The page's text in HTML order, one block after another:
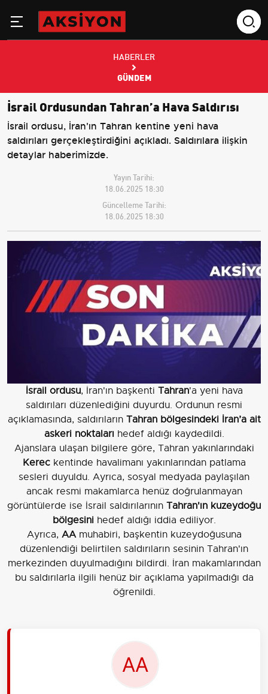
HABERLER
GÜNDEM
İsrail Ordusundan Tahran’a Hava Saldırısı
İsrail ordusu, İran'ın Tahran kentine yeni hava
saldırıları gerçekleştirdiğini açıkladı. Saldırılara ilişkin
detaylar haberimizde.
Yayın Tarihi:
18.06.2025 18:30
Güncelleme Tarihi:
18.06.2025 18:30
İsrail ordusu, İran'ın başkenti Tahran'a yeni hava
saldırıları düzenlediğini duyurdu. Ordunun resmi
açıklamasında, saldırıların Tahran bölgesindeki İran’a ait
askeri noktaları hedef aldığı kaydedildi.
Ajanslara ulaşan bilgilere göre, Tahran yakınlarındaki
Kereckentinde havalimanı yakınlarından patlama
sesleri duyuldu. Ayrıca, sosyal medyada paylaşılan
ancak resmi makamlarca henüz doğrulanmayan
görüntülerde ise İsrail saldırılarının Tahran'ın kuzeydoğu
bölgesinihedef aldığı iddia ediliyor.
Ayrıca, AAmuhabiri, başkentin kuzeydoğusuna
düzenlendiği belirtilen saldırıların sesinin Tahran'ın
merkezinden duyulmadığını bildirdi. İran makamlarından
bu saldırılarla ilgili henüz bir açıklama yapılmadığı da
öğrenildi.